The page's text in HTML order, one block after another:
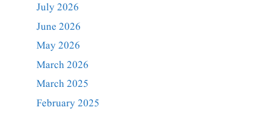
July 2026
June 2026
May 2026
March 2026
March 2025
February 2025